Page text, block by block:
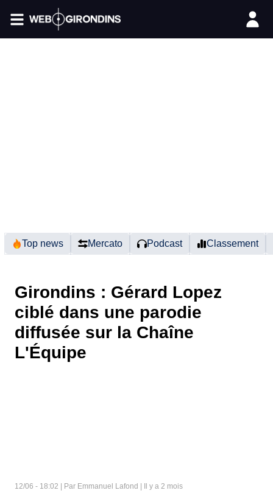
Top news Mercato Podcast Classement
Girondins : Gérard Lopez
ciblé dans une parodie
diffusée sur la Chaîne
L'Équipe
12/06 - 18:02 | Par Emmanuel Lafond | Il y a 2 mois